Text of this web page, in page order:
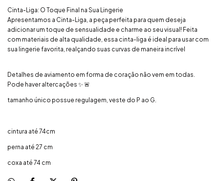
Cinta-Liga: O Toque Final na Sua Lingerie
Apresentamos a Cinta-Liga, a peça perfeita para quem deseja
adicionar um toque de sensualidade e charme ao seu visual! Feita
com materiais de alta qualidade, essa cinta-liga é ideal para usar com
sua lingerie favorita, realçando suas curvas de maneira incrível
Detalhes de aviamento em forma de coração não vem em todas.
Pode haver altercações ✨ 🚨
tamanho único possue regulagem, veste do P ao G.
cintura até 74cm
perna até 27 cm
coxa até 74 cm